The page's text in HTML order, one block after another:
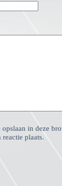
in deze
plaats.